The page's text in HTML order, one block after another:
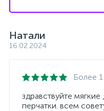
Натали
16.02.2024
Более
здравствуйте
перчатки. всем